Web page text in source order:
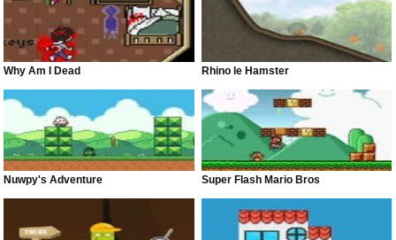
Why Am I Dead Rhino le Hamster
Nuwpy's Adventure Super Flash Mario Bros